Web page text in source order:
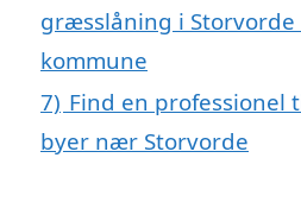
græsslåning i
kommune
7) Find en professionel
byer nær Storvorde